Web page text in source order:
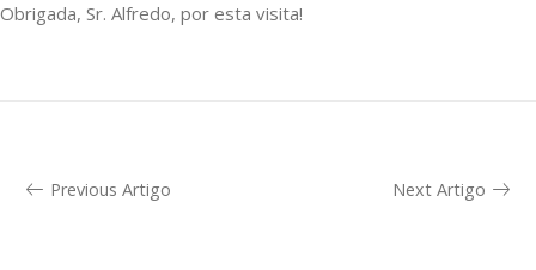
Obrigada, Sr. Alfredo, por esta visita!
Previous Artigo Next Artigo